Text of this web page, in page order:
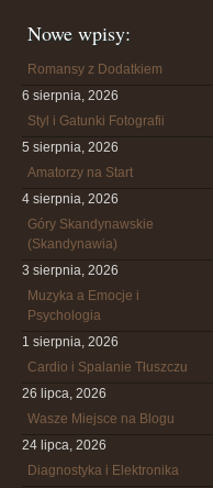
Nowe wpisy:
Romansy z Dodatkiem
6 sierpnia, 2026
Styl i Gatunki Fotografii
5 sierpnia, 2026
Amatorzy na Start
4 sierpnia, 2026
Góry Skandynawskie
(Skandynawia)
3 sierpnia, 2026
Muzyka a Emocje i
Psychologia
1 sierpnia, 2026
Cardio i Spalanie Tłuszczu
26 lipca, 2026
Wasze Miejsce na Blogu
24 lipca, 2026
Diagnostyka i Elektronika